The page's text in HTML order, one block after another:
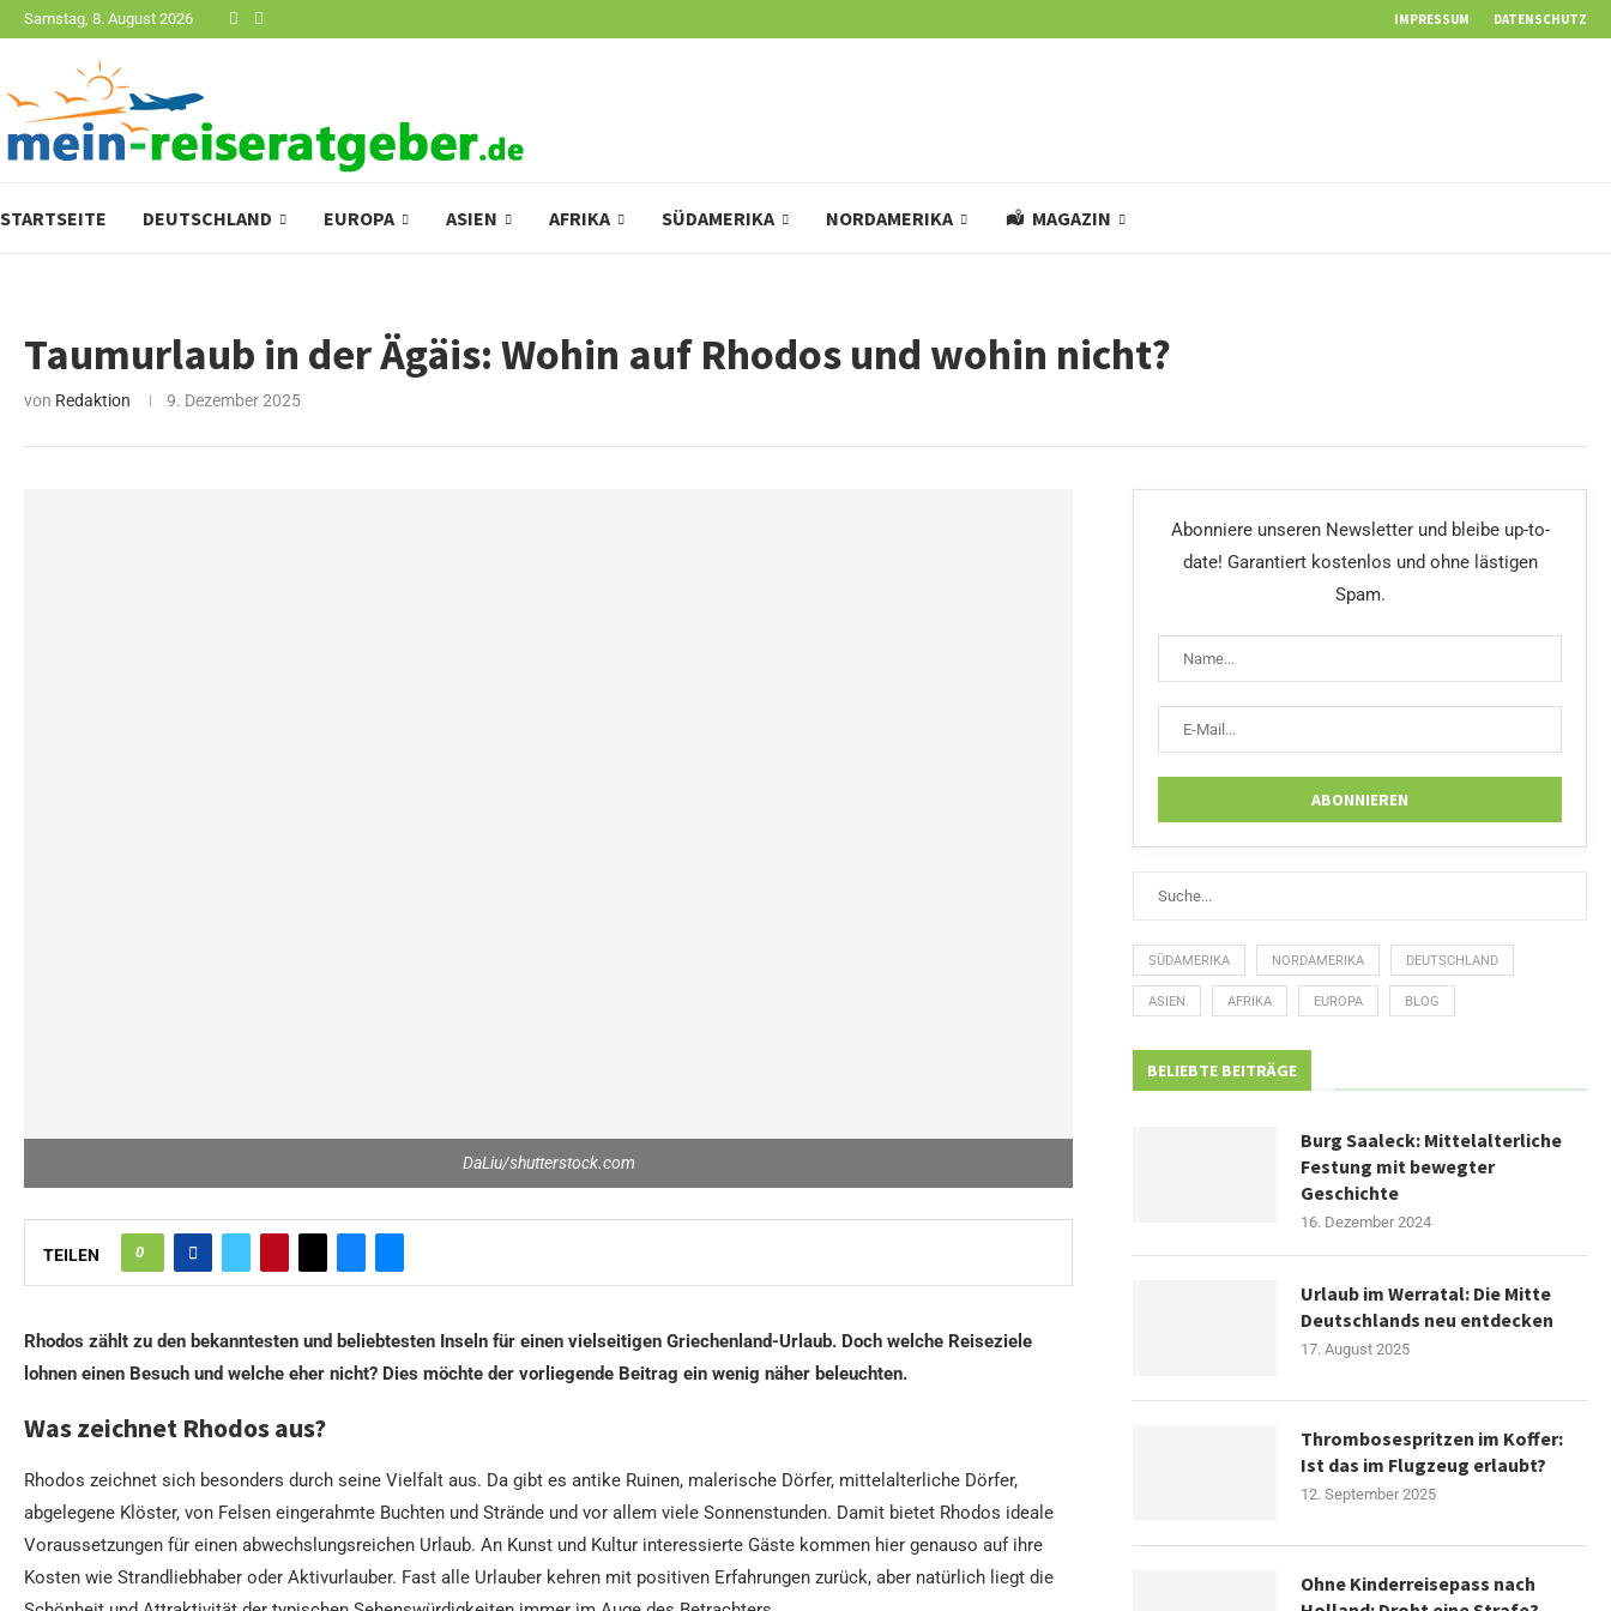
Samstag, 8. August 2026 IMPRESSUM DATENSCHUTZ
STARTSEITE DEUTSCHLAND EUROPA ASIEN AFRIKA SÜDAMERIKA NORDAMERIKA MAGAZIN
Taumurlaub in der Ägäis: Wohin auf Rhodos und wohin nicht?
von Redaktion 9. Dezember 2025
DaLiu/shutterstock.com
TEILEN 0
Rhodos zählt zu den bekanntesten und beliebtesten Inseln für einen vielseitigen Griechenland-Urlaub. Doch welche Reiseziele
lohnen einen Besuch und welche eher nicht? Dies möchte der vorliegende Beitrag ein wenig näher beleuchten.
Was zeichnet Rhodos aus?
Rhodos zeichnet sich besonders durch seine Vielfalt aus. Da gibt es antike Ruinen, malerische Dörfer, mittelalterliche Dörfer,
abgelegene Klöster, von Felsen eingerahmte Buchten und Strände und vor allem viele Sonnenstunden. Damit bietet Rhodos ideale
Voraussetzungen für einen abwechslungsreichen Urlaub. An Kunst und Kultur interessierte Gäste kommen hier genauso auf ihre
Kosten wie Strandliebhaber oder Aktivurlauber. Fast alle Urlauber kehren mit positiven Erfahrungen zurück, aber natürlich liegt die
Abonniere unseren Newsletter und bleibe up-to-
date! Garantiert kostenlos und ohne lästigen
Spam.
SÜDAMERIKA NORDAMERIKA DEUTSCHLAND
ASIEN AFRIKA EUROPA BLOG
BELIEBTE BEITRÄGE
Burg Saaleck: Mittelalterliche
Festung mit bewegter
Geschichte
16. Dezember 2024
Urlaub im Werratal: Die Mitte
Deutschlands neu entdecken
17. August 2025
Thrombosespritzen im Koffer:
Ist das im Flugzeug erlaubt?
12. September 2025
Ohne Kinderreisepass nach